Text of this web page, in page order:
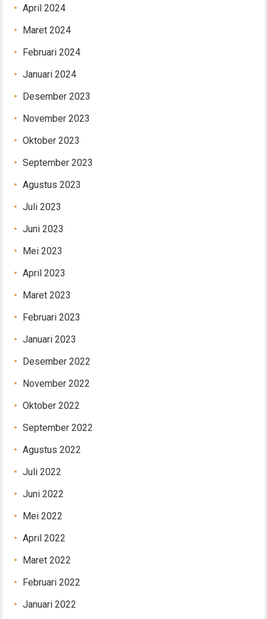
April 2024
Maret 2024
Februari 2024
Januari 2024
Desember 2023
November 2023
Oktober 2023
September 2023
Agustus 2023
Juli 2023
Juni 2023
Mei 2023
April 2023
Maret 2023
Februari 2023
Januari 2023
Desember 2022
November 2022
Oktober 2022
September 2022
Agustus 2022
Juli 2022
Juni 2022
Mei 2022
April 2022
Maret 2022
Februari 2022
Januari 2022